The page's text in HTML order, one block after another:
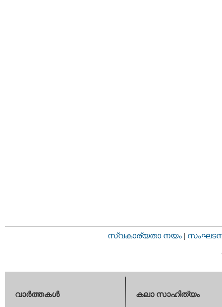
സ്വകാര്യതാ നയം |
വാര്‍ത്തകള്‍ കലാ സാഹിത്യം